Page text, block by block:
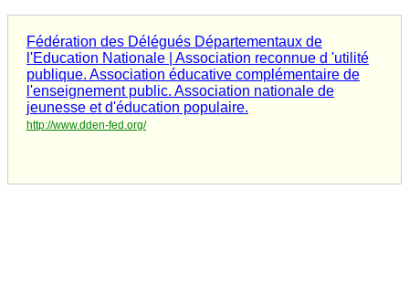
Fédération des Délégués Départementaux de
l'Education Nationale | Association reconnue d 'utilité
publique. Association éducative complémentaire de
l'enseignement public. Association nationale de
jeunesse et d'éducation populaire.
http://www.dden-fed.org/